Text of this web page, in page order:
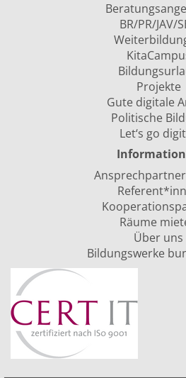
BR/PR/JAV/
Projekte
Gute digitale
Politische
Let‘s go
Räume
Über uns
Bildungswerke